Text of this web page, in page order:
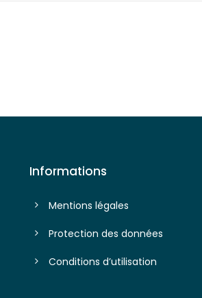
Informations
Mentions légales
Protection des données
Conditions d’utilisation